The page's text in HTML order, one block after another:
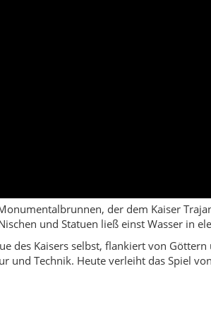
der dem Kaiser
und Statuen ließ einst Wasser in
des Kaisers selbst, flankiert von
und Technik. Heute verleiht das Spiel